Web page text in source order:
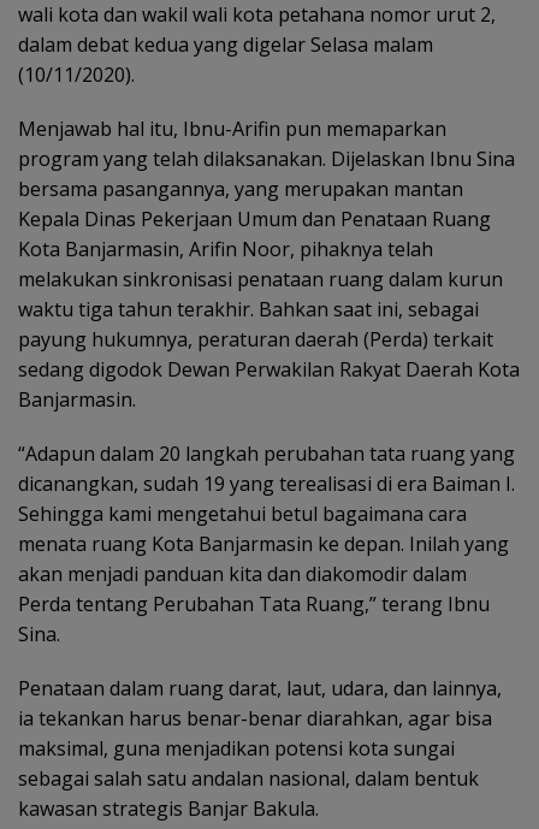
wali kota dan wakil wali kota petahana nomor urut 2,
dalam debat kedua yang digelar Selasa malam
(10/11/2020).
Menjawab hal itu, Ibnu-Arifin pun memaparkan
program yang telah dilaksanakan. Dijelaskan Ibnu Sina
bersama pasangannya, yang merupakan mantan
Kepala Dinas Pekerjaan Umum dan Penataan Ruang
Kota Banjarmasin, Arifin Noor, pihaknya telah
melakukan sinkronisasi penataan ruang dalam kurun
waktu tiga tahun terakhir. Bahkan saat ini, sebagai
payung hukumnya, peraturan daerah (Perda) terkait
sedang digodok Dewan Perwakilan Rakyat Daerah Kota
Banjarmasin.
“Adapun dalam 20 langkah perubahan tata ruang yang
dicanangkan, sudah 19 yang terealisasi di era Baiman I.
Sehingga kami mengetahui betul bagaimana cara
menata ruang Kota Banjarmasin ke depan. Inilah yang
akan menjadi panduan kita dan diakomodir dalam
Perda tentang Perubahan Tata Ruang,” terang Ibnu
Sina.
Penataan dalam ruang darat, laut, udara, dan lainnya,
ia tekankan harus benar-benar diarahkan, agar bisa
maksimal, guna menjadikan potensi kota sungai
sebagai salah satu andalan nasional, dalam bentuk
kawasan strategis Banjar Bakula.